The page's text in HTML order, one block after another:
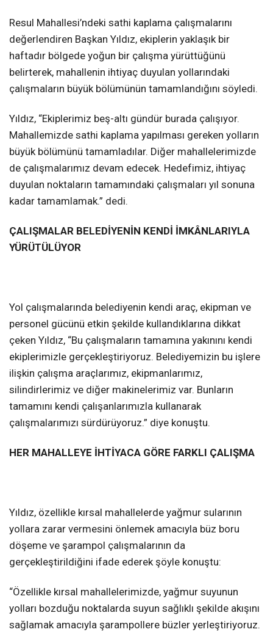
Resul Mahallesi’ndeki sathi kaplama çalışmalarını
değerlendiren Başkan Yıldız, ekiplerin yaklaşık bir
haftadır bölgede yoğun bir çalışma yürüttüğünü
belirterek, mahallenin ihtiyaç duyulan yollarındaki
çalışmaların büyük bölümünün tamamlandığını söyledi.
Yıldız, “Ekiplerimiz beş-altı gündür burada çalışıyor.
Mahallemizde sathi kaplama yapılması gereken yolların
büyük bölümünü tamamladılar. Diğer mahallelerimizde
de çalışmalarımız devam edecek. Hedefimiz, ihtiyaç
duyulan noktaların tamamındaki çalışmaları yıl sonuna
kadar tamamlamak.” dedi.
ÇALIŞMALAR BELEDİYENİN KENDİ İMKÂNLARIYLA
YÜRÜTÜLÜYOR
Yol çalışmalarında belediyenin kendi araç, ekipman ve
personel gücünü etkin şekilde kullandıklarına dikkat
çeken Yıldız, “Bu çalışmaların tamamına yakınını kendi
ekiplerimizle gerçekleştiriyoruz. Belediyemizin bu işlere
ilişkin çalışma araçlarımız, ekipmanlarımız,
silindirlerimiz ve diğer makinelerimiz var. Bunların
tamamını kendi çalışanlarımızla kullanarak
çalışmalarımızı sürdürüyoruz.” diye konuştu.
HER MAHALLEYE İHTİYACA GÖRE FARKLI ÇALIŞMA
Yıldız, özellikle kırsal mahallelerde yağmur sularının
yollara zarar vermesini önlemek amacıyla büz boru
döşeme ve şarampol çalışmalarının da
gerçekleştirildiğini ifade ederek şöyle konuştu:
“Özellikle kırsal mahallelerimizde, yağmur suyunun
yolları bozduğu noktalarda suyun sağlıklı şekilde akışını
sağlamak amacıyla şarampollere büzler yerleştiriyoruz.